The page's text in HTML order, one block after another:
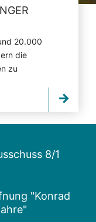
20.000
die
zu
8/1
"Konrad